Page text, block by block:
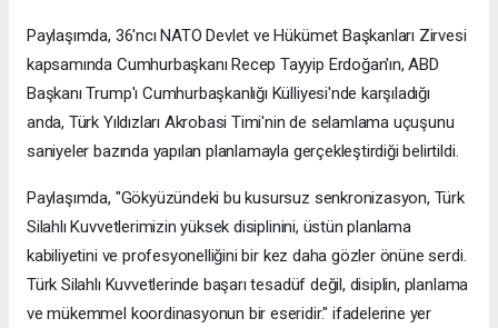
Paylaşımda, 36'ncı NATO Devlet ve Hükümet Başkanları Zirvesi
kapsamında Cumhurbaşkanı Recep Tayyip Erdoğan'ın, ABD
Başkanı Trump'ı Cumhurbaşkanlığı Külliyesi'nde karşıladığı
anda, Türk Yıldızları Akrobasi Timi'nin de selamlama uçuşunu
saniyeler bazında yapılan planlamayla gerçekleştirdiği belirtildi.
Paylaşımda, "Gökyüzündeki bu kusursuz senkronizasyon, Türk
Silahlı Kuvvetlerimizin yüksek disiplinini, üstün planlama
kabiliyetini ve profesyonelliğini bir kez daha gözler önüne serdi.
Türk Silahlı Kuvvetlerinde başarı tesadüf değil, disiplin, planlama
ve mükemmel koordinasyonun bir eseridir." ifadelerine yer